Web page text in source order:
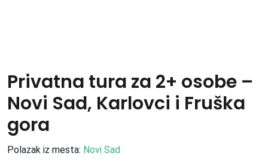
Privatna tura za 2+ osobe –
Novi Sad, Karlovci i Fruška
gora
Polazak iz mesta: Novi Sad